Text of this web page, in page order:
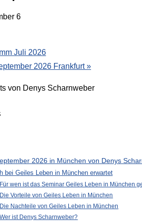
6
Juli 2026
2026 Frankfurt»
2026 in München von Denys
bei Geiles Leben in München erwartet
Für wen ist das Seminar Geiles Leben in München
Die Vorteile von Geiles Leben in München
Die Nachteile von Geiles Leben in München
Wer ist Denys Scharnweber?